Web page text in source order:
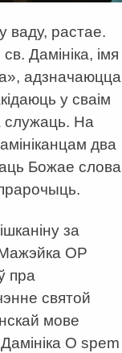
ваду, растае.
Дамініка, імя
адзначаюцца
у сваім
служаць. На
два
Божае
за
ОР
пра
святой
мове
O spem